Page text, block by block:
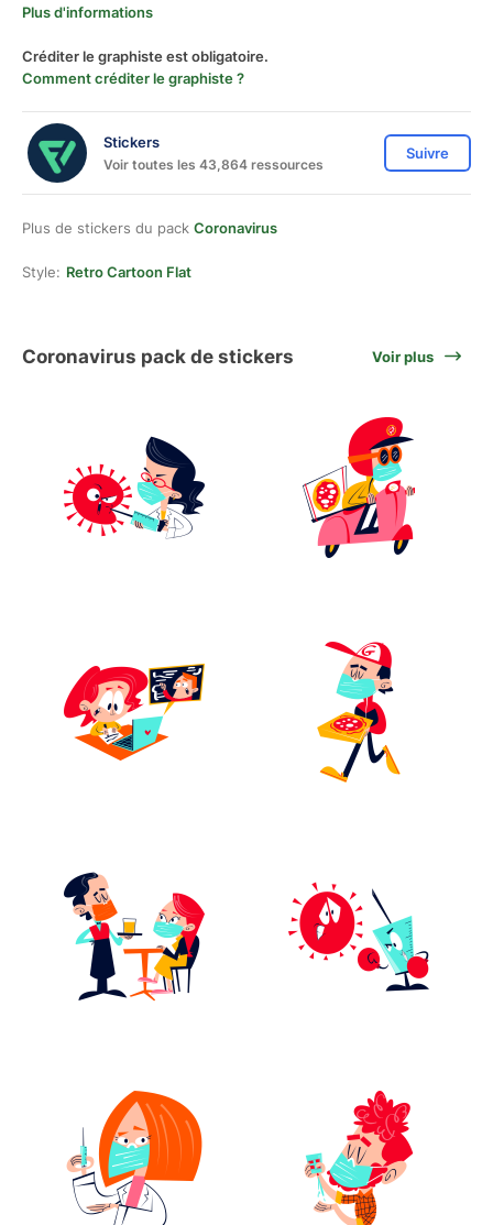
Plus d'informations
Créditer le graphiste est obligatoire.
Comment créditer le graphiste ?
Stickers
Voir toutes les 43,864 ressources
Suivre
Plus de stickers du pack Coronavirus
Style: Retro Cartoon Flat
Coronavirus pack de stickers Voir plus